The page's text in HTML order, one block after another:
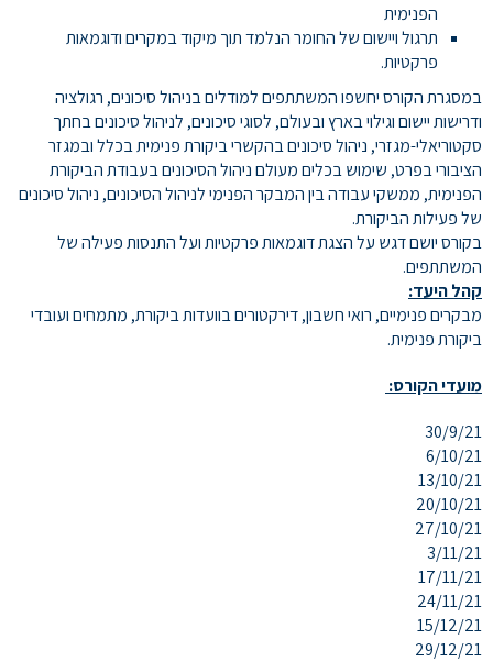
הפנימית
תרגול ויישום של החומר הנלמד תוך מיקוד במקרים ודוגמאות
פרקטיות.
במסגרת הקורס יחשפו המשתתפים למודלים בניהול סיכונים, רגולציה
ודרישות יישום וגילוי בארץ ובעולם, לסוגי סיכונים, לניהול סיכונים בחתך
סקטוריאלי-מגזרי, ניהול סיכונים בהקשרי ביקורת פנימית בכלל ובמגזר
הציבורי בפרט, שימוש בכלים מעולם ניהול הסיכונים בעבודת הביקורת
הפנימית, ממשקי עבודה בין המבקר הפנימי לניהול הסיכונים, ניהול סיכונים
של פעילות הביקורת.
בקורס יושם דגש על הצגת דוגמאות פרקטיות ועל התנסות פעילה של
המשתתפים.
קהל היעד:
מבקרים פנימיים, רואי חשבון, דירקטורים בוועדות ביקורת, מתמחים ועובדי
ביקורת פנימית.
מועדי הקורס:
30/9/21
6/10/21
13/10/21
20/10/21
27/10/21
3/11/21
17/11/21
24/11/21
15/12/21
29/12/21